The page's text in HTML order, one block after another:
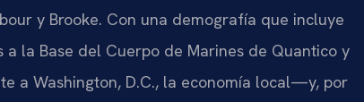
y Brooke. Con una demografía que incluye
la Base del Cuerpo de Marines de Quantico y
a Washington, D.C., la economía local—y, por